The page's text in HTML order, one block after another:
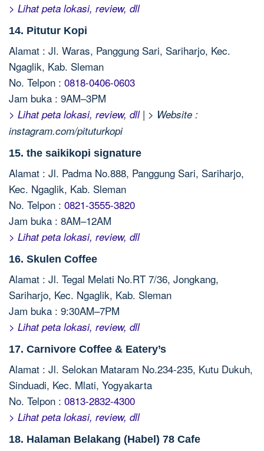
> Lihat peta lokasi, review, dll
14. Pitutur Kopi
Alamat : Jl. Waras, Panggung Sari, Sariharjo, Kec.
Ngaglik, Kab. Sleman
No. Telpon : 0818-0406-0603
Jam buka : 9AM–3PM
> Lihat peta lokasi, review, dll| > Website :
instagram.com/pituturkopi
15. the saikikopi signature
Alamat : Jl. Padma No.888, Panggung Sari, Sariharjo,
Kec. Ngaglik, Kab. Sleman
No. Telpon : 0821-3555-3820
Jam buka : 8AM–12AM
> Lihat peta lokasi, review, dll
16. Skulen Coffee
Alamat : Jl. Tegal Melati No.RT 7/36, Jongkang,
Sariharjo, Kec. Ngaglik, Kab. Sleman
Jam buka : 9:30AM–7PM
> Lihat peta lokasi, review, dll
17. Carnivore Coffee & Eatery’s
Alamat : Jl. Selokan Mataram No.234-235, Kutu Dukuh,
Sinduadi, Kec. Mlati, Yogyakarta
No. Telpon : 0813-2832-4300
> Lihat peta lokasi, review, dll
18. Halaman Belakang (Habel) 78 Cafe